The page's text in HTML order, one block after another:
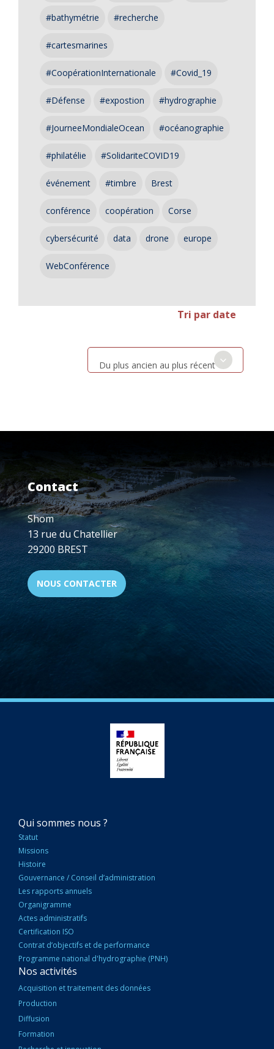
#bathymétrie #recherche
#cartesmarines
#CoopérationInternationale #Covid_19
#Défense #expostion #hydrographie
#JourneeMondialeOcean #océanographie
#philatélie #SolidariteCOVID19
événement #timbre Brest
conférence coopération Corse
cybersécurité data drone europe
WebConférence
Tri par date
Du plus ancien au plus récent
Contact
Shom
13 rue du Chatellier
29200 BREST
NOUS CONTACTER
NAVIGATION
PRINCIPALE
Qui sommes nous ?
Statut
Missions
Histoire
Gouvernance / Conseil d’administration
Les rapports annuels
Organigramme
Actes administratifs
Certification ISO
Contrat d’objectifs et de performance
Programme national d'hydrographie (PNH)
Nos activités
Acquisition et traitement des données
Production
Diffusion
Formation